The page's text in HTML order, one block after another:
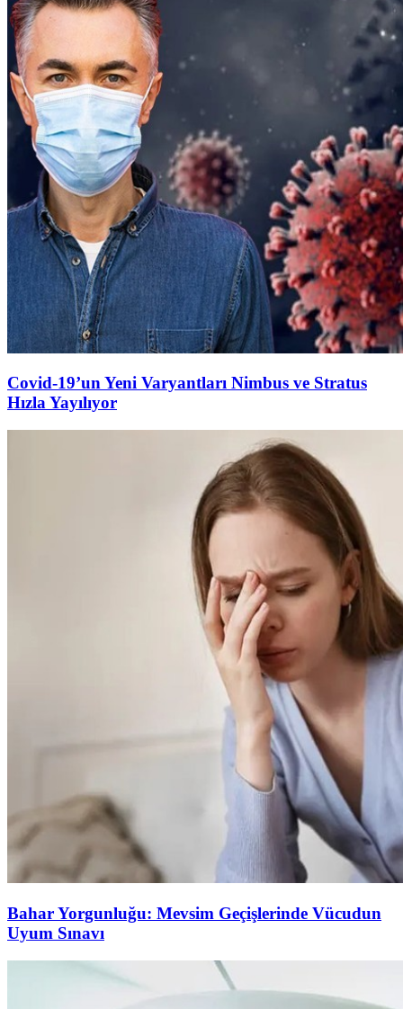
Covid-19’un Yeni Varyantları Nimbus ve Stratus
Hızla Yayılıyor
Bahar Yorgunluğu: Mevsim Geçişlerinde Vücudun
Uyum Sınavı